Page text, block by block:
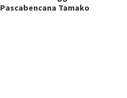
Pascabencana Tamako